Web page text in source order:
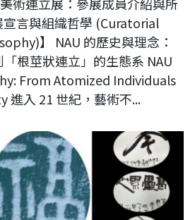
宣言與組織哲學 (Curatorial
】 NAU 的歷史與理念：
根莖狀連立」的生態系 NAU
From Atomized Individuals
入 21 世紀，藝術不...